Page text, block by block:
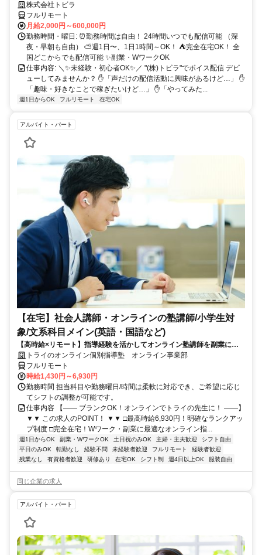
～OK♪
株式会社トビラ
フルリモート
月給2,000円～600,000円
勤務時間・曜日: ⏰勤務時間は自由！ 24時間いつでも配信可能 （深
夜・早朝も自由） ⛅週1日〜、1日1時間～OK！ ⛺完全在宅OK！ 全
国どこからでも配信可能 ✨副業・WワークOK
仕事内容: ＼✨未経験・初心者OK✨／ "(株)トビラ"でボイス配信 デビ
ューしてみませんか？ ✋「声だけの配信活動に興味があるけど…」 ✋
「趣味・好きなことで稼ぎたいけど…」 ✋「やってみた...
週1日からOK フルリモート 在宅OK
アルバイト・パート
【在宅】社会人講師・オンラインの塾講師/小学生対
象/文系科目メイン(英語・国語など)
【高時給×リモート】指導経験を活かしてオンライン塾講師を副業に！
週1～OK！
トライのオンライン個別指導塾 オンライン事業部
フルリモート
時給1,430円～6,930円
勤務時間 担当科目や勤務曜日/時間は柔軟に対応でき、ご希望に応じ
てシフトの調整が可能です。
仕事内容 【―― ブランクOK！オンラインでトライの先生に！ ――】
▼▼ この求人のPOINT！ ▼▼ □最高時給6,930円！明確なランクアッ
プ制度 □完全在宅！Wワーク・副業に最適なオンライン指...
週1日からOK 副業・WワークOK 土日祝のみOK 主婦・主夫歓迎
シフト自由
平日のみOK
転勤なし 経験不問 未経験者歓迎 フルリモート
経験者歓迎
残業なし
有資格者歓迎 研修あり 在宅OK シフト制 週4日以上OK 服装自由
同じ企業の求人
アルバイト・パート